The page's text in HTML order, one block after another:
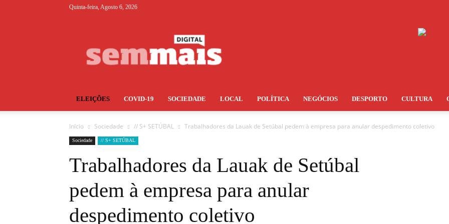
Quinta-feira, Agosto 6, 2026
ELEIÇÕES COVID-19 SOCIEDADE LOCAL POLÍTICA NEGÓCIOS DESPORTO CULTURA
Início Sociedade // S+ SETÚBAL Trabalhadores da Lauak de Setúbal pedem à empresa para anular despedimento coletivo
Sociedade // S+ SETÚBAL
Trabalhadores da Lauak de Setúbal
pedem à empresa para anular
despedimento coletivo